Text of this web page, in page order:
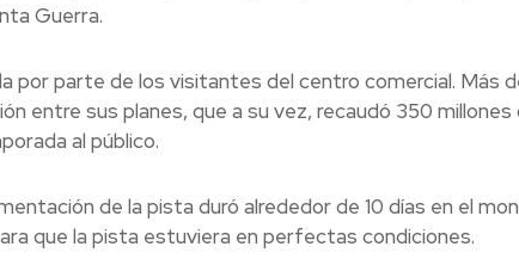
Guerra.
por parte de los visitantes del centro comercial. Más
entre sus planes, que a su vez, recaudó 350 millones
al público.
de la pista duró alrededor de 10 días en el
que la pista estuviera en perfectas condiciones.